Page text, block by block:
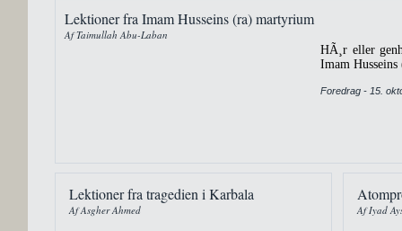
Lektioner fra Imam Husseins (ra) martyrium
Af Taimullah Abu-Laban
HÃ¸r eller
Imam
Foredrag - 15.
Lektioner fra tragedien i Karbala
Af Asgher Ahmed Af Iyad